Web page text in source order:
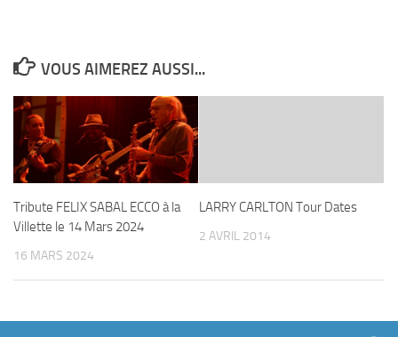
VOUS AIMEREZ AUSSI...
Tribute FELIX SABAL ECCO à la
Villette le 14 Mars 2024
16 MARS 2024
LARRY CARLTON Tour Dates
2 AVRIL 2014